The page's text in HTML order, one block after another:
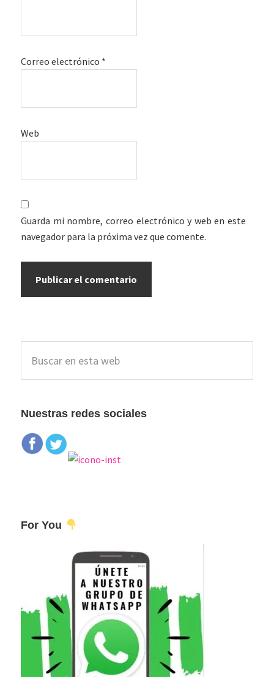
Correo electrónico *
Web
Guarda mi nombre, correo electrónico y web en este
navegador para la próxima vez que comente.
Barra
lateral
esta
Nuestras redes sociales
For You